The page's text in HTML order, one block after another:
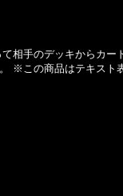
て相手のデッキからカ
※この商品はテキス